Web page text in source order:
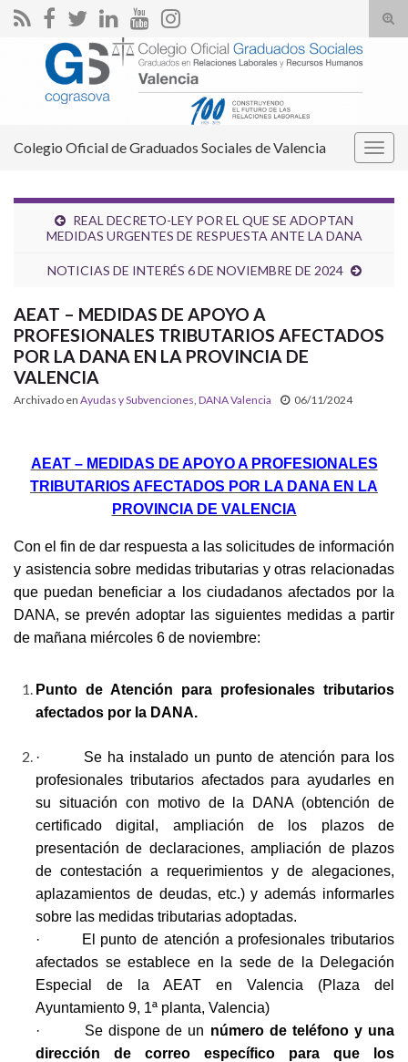
el
Search for:
Colegio Oficial de Graduados Sociales de Valencia
REAL DECRETO-LEY POR EL QUE SE ADOPTAN
MEDIDAS URGENTES DE RESPUESTA ANTE LA DANA
NOTICIAS DE INTERÉS 6 DE NOVIEMBRE DE 2024
AEAT – MEDIDAS DE APOYO A
PROFESIONALES TRIBUTARIOS AFECTADOS
POR LA DANA EN LA PROVINCIA DE
VALENCIA
Archivado en Ayudas y Subvenciones DANA Valencia 06/11/2024
AEAT – MEDIDAS DE APOYO A PROFESIONALES
TRIBUTARIOS AFECTADOS POR LA DANA EN LA
PROVINCIA DE VALENCIA
Con el fin de dar respuesta a las solicitudes de información
y asistencia sobre medidas tributarias y otras relacionadas
que puedan beneficiar a los ciudadanos afectados por la
DANA, se prevén adoptar las siguientes medidas a partir
de mañana miércoles 6 de noviembre:
Punto de Atención para profesionales tributarios
afectados por la DANA.
· Se ha instalado un punto de atención para los
profesionales tributarios afectados para ayudarles en
su situación con motivo de la DANA (obtención de
certificado digital, ampliación de los plazos de
presentación de declaraciones, ampliación de plazos
de contestación a requerimientos y de alegaciones,
aplazamientos de deudas, etc.) y además informarles
sobre las medidas tributarias adoptadas.
· El punto de atención a profesionales tributarios
afectados se establece en la sede de la Delegación
Especial de la AEAT en Valencia (Plaza del
Ayuntamiento 9, 1ª planta, Valencia)
· Se dispone de un número de teléfono y una
dirección de correo específico para que los